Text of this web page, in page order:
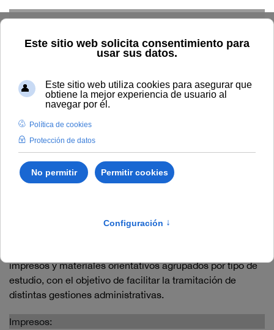
Documentación e
impresos normalizados
para estudiantes
impresos y materiales orientativos agrupados por tipo de
estudio, con el objetivo de facilitar la tramitación de
distintas gestiones administrativas.
Impresos: